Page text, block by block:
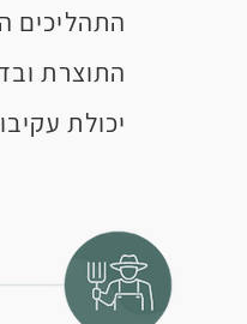
התהליכים
התוצרת
יכולת